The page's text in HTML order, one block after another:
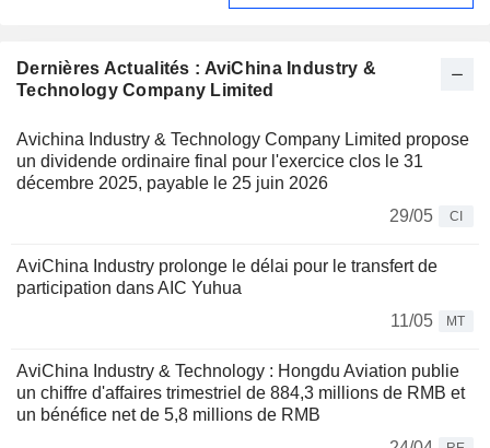
Dernières Actualités : AviChina Industry &
Technology Company Limited
Avichina Industry & Technology Company Limited propose
un dividende ordinaire final pour l'exercice clos le 31
décembre 2025, payable le 25 juin 2026
29/05
CI
AviChina Industry prolonge le délai pour le transfert de
participation dans AIC Yuhua
11/05
MT
AviChina Industry & Technology : Hongdu Aviation publie
un chiffre d'affaires trimestriel de 884,3 millions de RMB et
un bénéfice net de 5,8 millions de RMB